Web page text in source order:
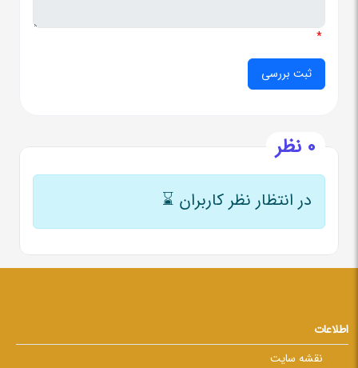
*
0 نظر
در انتظار نظر کاربران ⌛
اطلاعات
نقشه سایت